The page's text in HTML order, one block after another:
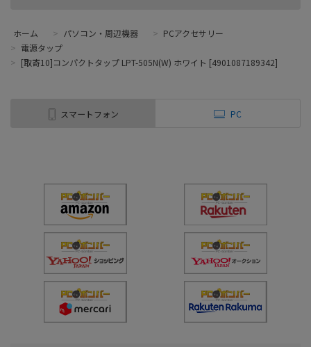
ホーム > パソコン・周辺機器 > PCアクセサリー
> 電源タップ
> [取寄10]コンパクトタップ LPT-505N(W) ホワイト [4901087189342]
スマートフォン PC